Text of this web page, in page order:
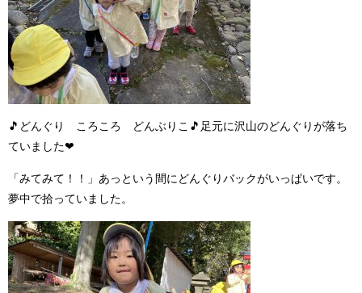
🎵 どんぐり ころころ どんぶりこ 🎵 足元に沢山のどんぐりが落ち
ていました❤
「みてみて！！」あっという間にどんぐりバックがいっぱいです。
夢中で拾っていました。